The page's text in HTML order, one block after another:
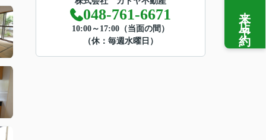
048-761-6671
10:00～17:00（当面の間）
（休：毎週水曜日）
来店予約